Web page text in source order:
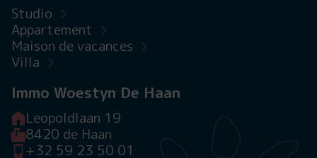
Studio
Appartement
Maison de vacances
Villa
Immo Woestyn De Haan
Leopoldlaan 19
8420 de Haan
+32 59 23 50 01